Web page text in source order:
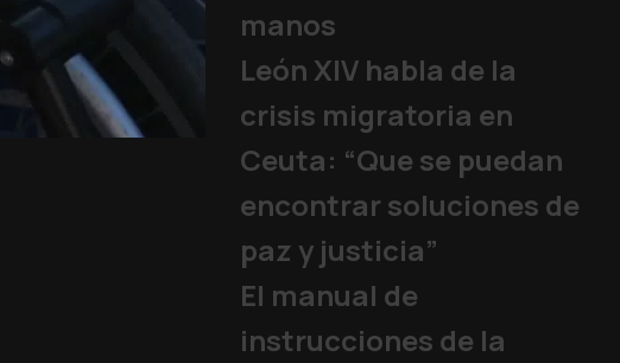
Los jóvenes
Papa | 06/08/2026
manos
León XIV habla de la
crisis migratoria en
Ceuta: “Que se puedan
encontrar soluciones de
paz y justicia”
El manual de
instrucciones de la